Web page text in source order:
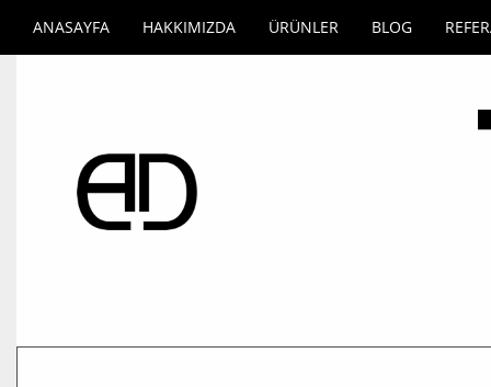
ANASAYFA HAKKIMIZDA ÜRÜNLER BLOG